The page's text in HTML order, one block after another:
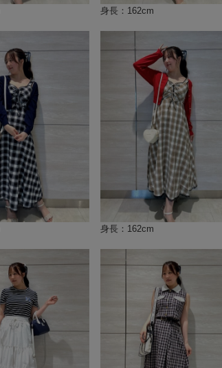
身長：162cm
身長：162cm